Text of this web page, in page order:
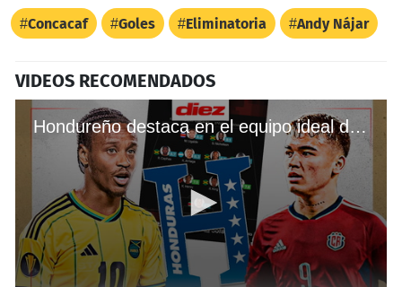
Concacaf Goles Eliminatoria Andy Nájar
VIDEOS RECOMENDADOS
Hondureño destaca en el equipo ideal de las eliminatorias mundialistas de CONCACAF